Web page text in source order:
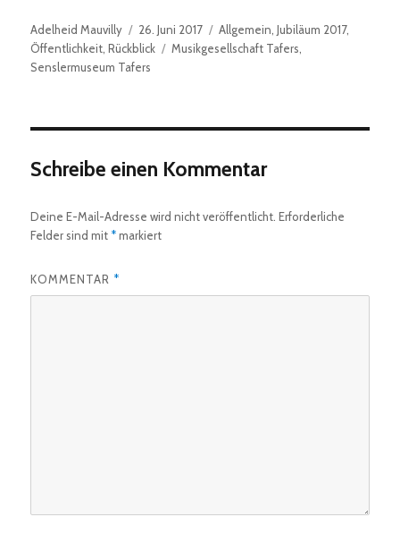
Autor
Adelheid Mauvilly
Veröffentlicht
am
26. Juni 2017 Kategorien
Allgemein ,Jubiläum 2017,
Öffentlichkeit ,Rückblick Schlagwörter
Musikgesellschaft Tafers
Senslermuseum Tafers
Schreibe einen Kommentar
Deine E-Mail-Adresse wird nicht veröffentlicht. Erforderliche
Felder sind mit *markiert
KOMMENTAR *